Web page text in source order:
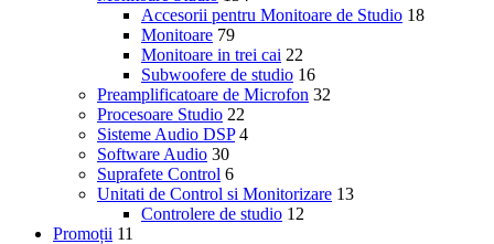
Accesorii pentru Monitoare de Studio 18
Monitoare 79
Monitoare in trei cai 22
Subwoofere de studio 16
Preamplificatoare de Microfon 32
Procesoare Studio 22
Sisteme Audio DSP 4
Software Audio 30
Suprafete Control 6
Unitati de Control si Monitorizare 13
Controlere de studio 12
Promoții 11